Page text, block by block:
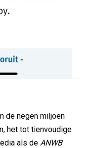
de negen miljoen
het tot tienvoudige
als de ANWB